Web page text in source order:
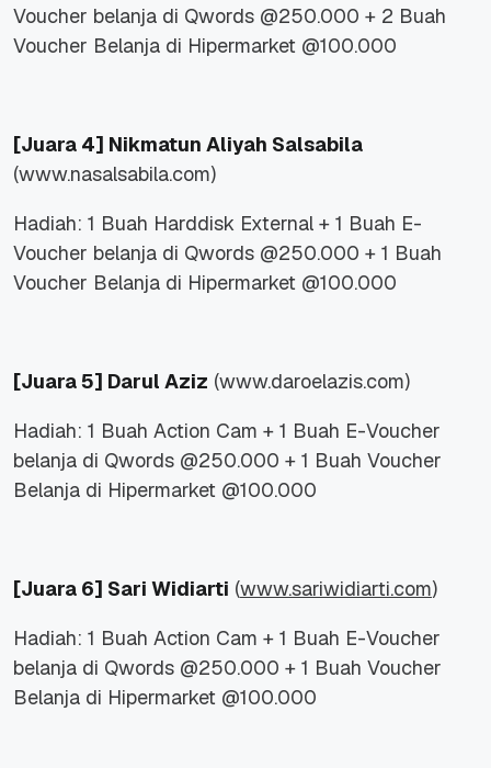
Voucher belanja di Qwords @250.000 + 2 Buah
Voucher Belanja di Hipermarket @100.000
[Juara 4] Nikmatun Aliyah Salsabila
(www.nasalsabila.com)
Hadiah: 1 Buah Harddisk External + 1 Buah E-
Voucher belanja di Qwords @250.000 + 1 Buah
Voucher Belanja di Hipermarket @100.000
[Juara 5] Darul Aziz (www.daroelazis.com)
Hadiah: 1 Buah Action Cam + 1 Buah E-Voucher
belanja di Qwords @250.000 + 1 Buah Voucher
Belanja di Hipermarket @100.000
[Juara 6] Sari Widiarti (www.sariwidiarti.com)
Hadiah: 1 Buah Action Cam + 1 Buah E-Voucher
belanja di Qwords @250.000 + 1 Buah Voucher
Belanja di Hipermarket @100.000